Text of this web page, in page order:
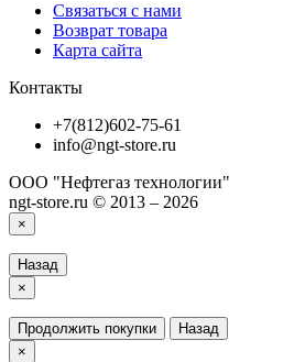
Связаться с нами
Возврат товара
Карта сайта
Контакты
+7(812)602-75-61
info@ngt-store.ru
ООО "Нефтегаз технологии"
ngt-store.ru © 2013 – 2026
×
Назад
×
Продолжить покупки
Назад
×